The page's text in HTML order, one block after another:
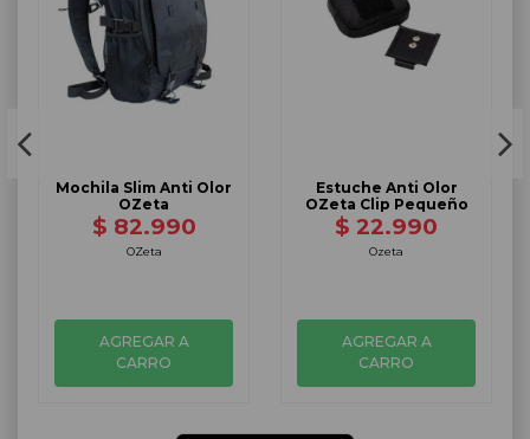
Mochila Slim Anti Olor
OZeta
$ 82.990
OZeta
AGREGAR A
CARRO
Estuche Anti Olor
OZeta Clip Pequeño
$ 22.990
Ozeta
AGREGAR A
CARRO